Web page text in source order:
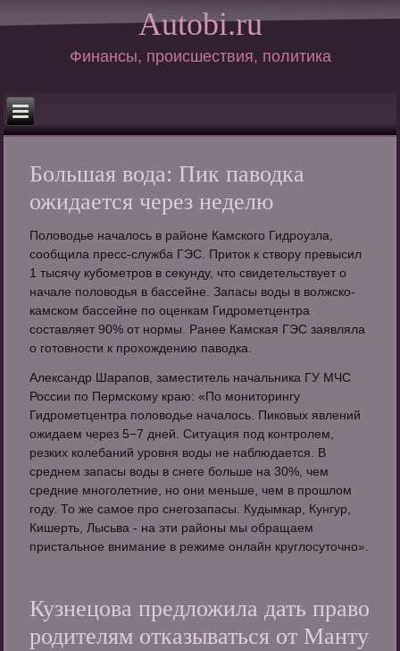
Autobi.ru
Финансы, происшествия, политика
Большая вода: Пик паводка
ожидается через неделю
Половодье началось в районе Камского Гидроузла,
сообщила пресс-служба ГЭС. Приток к створу превысил
1 тысячу кубометров в секунду, что свидетельствует о
начале половодья в бассейне. Запасы воды в волжско-
камском бассейне по оценкам Гидрометцентра
составляет 90% от нормы. Ранее Камская ГЭС заявляла
о готовности к прохождению паводка.
Александр Шарапов, заместитель начальника ГУ МЧС
России по Пермскому краю: «По мониторингу
Гидрометцентра половодье началось. Пиковых явлений
ожидаем через 5−7 дней. Ситуация под контролем,
резких колебаний уровня воды не наблюдается. В
среднем запасы воды в снеге больше на 30%, чем
средние многолетние, но они меньше, чем в прошлом
году. То же самое про снегозапасы. Кудымкар, Кунгур,
Кишерть, Лысьва - на эти районы мы обращаем
пристальное внимание в режиме онлайн круглосуточно».
Кузнецова предложила дать право
родителям отказываться от Манту